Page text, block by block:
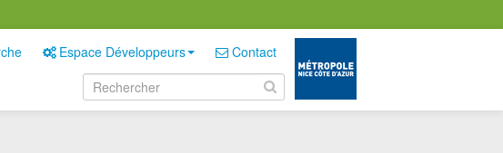
Espace Développeurs Contact